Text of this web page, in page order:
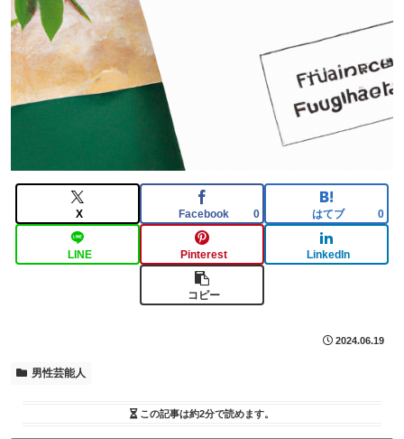
X Facebook 0 はてブ 0
LINE Pinterest LinkedIn
コピー
2024.06.19
男性芸能人
この記事は約2分で読めます。